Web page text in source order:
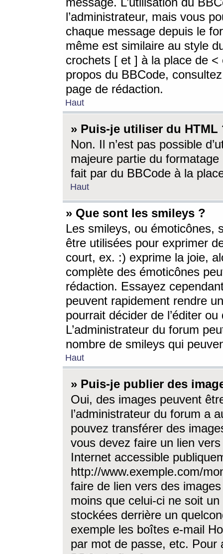
l’administrateur, mais vous
chaque message depuis le
même est similaire au style
crochets [ et ] à la place de <
propos du BBCode,
page de rédaction.
Haut
» Puis-je utiliser du HTML
Non. Il n’est pas possible
majeure partie du
fait par du BBCode à la
Haut
» Que sont les smileys ?
Les smileys, ou émoticônes,
être utilisées pour exprimer
court, ex. :) exprime la joie,
complète des émoticônes
rédaction. Essayez
peuvent rapidement rendre
pourrait décider de l’éditer
L’administrateur du forum
nombre de smileys qui
Haut
» Puis-je publier des
Oui, des images peuvent
l’administrateur du forum a
pouvez transférer des
vous devez faire un lien
Internet accessible
http://www.exemple.com/
faire de lien vers des
moins que celui-ci ne soit
stockées derrière un
exemple les boîtes e-mail
par mot de passe, etc. Pour